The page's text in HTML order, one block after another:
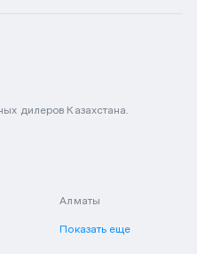
дилеров Казахстана.
Алматы
Показать еще